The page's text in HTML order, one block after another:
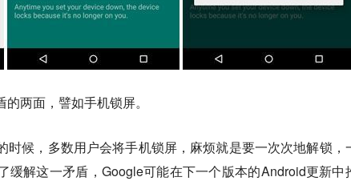
两面，譬如手机锁屏。
时候，多数用户会将手机锁屏，麻烦就是要一次次地解锁，
解这一矛盾，Google可能在下一个版本的Android更新中